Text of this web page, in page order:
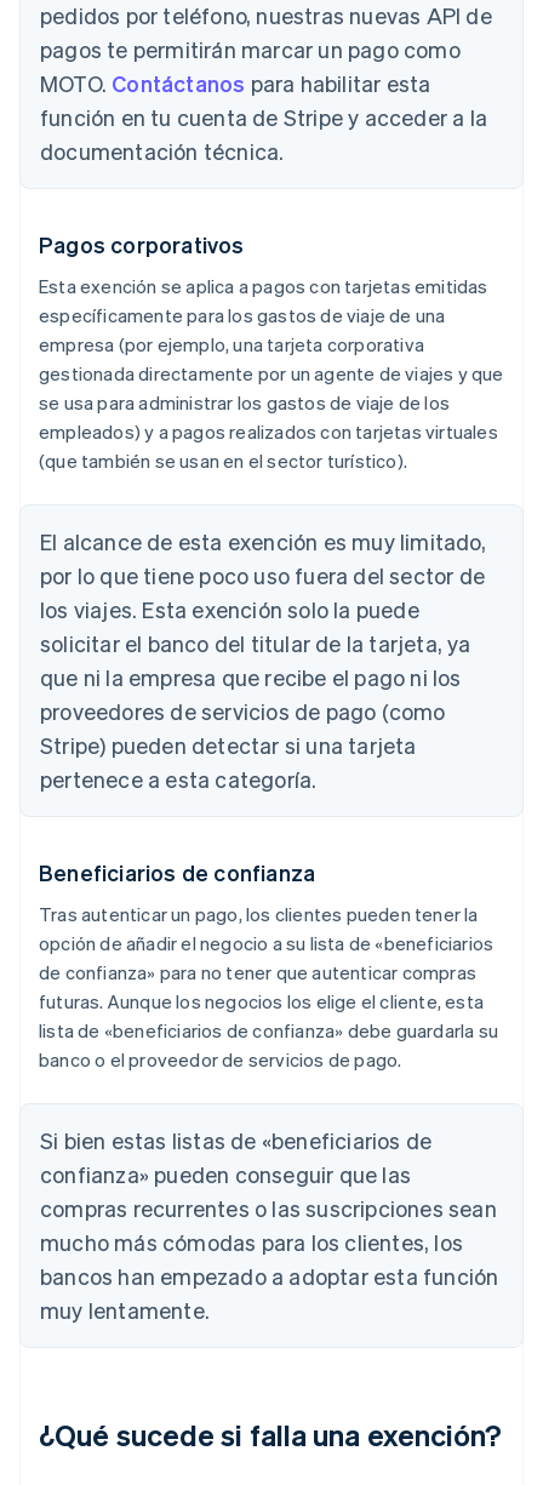
pedidos por teléfono, nuestras nuevas API de
pagos te permitirán marcar un pago como
MOTO. Contáctanos para habilitar esta
función en tu cuenta de Stripe y acceder a la
documentación técnica.
Pagos corporativos
Esta exención se aplica a pagos con tarjetas emitidas
específicamente para los gastos de viaje de una
empresa (por ejemplo, una tarjeta corporativa
gestionada directamente por un agente de viajes y que
se usa para administrar los gastos de viaje de los
empleados) y a pagos realizados con tarjetas virtuales
(que también se usan en el sector turístico).
El alcance de esta exención es muy limitado,
por lo que tiene poco uso fuera del sector de
los viajes. Esta exención solo la puede
solicitar el banco del titular de la tarjeta, ya
que ni la empresa que recibe el pago ni los
proveedores de servicios de pago (como
Stripe) pueden detectar si una tarjeta
pertenece a esta categoría.
Beneficiarios de confianza
Tras autenticar un pago, los clientes pueden tener la
opción de añadir el negocio a su lista de «beneficiarios
de confianza» para no tener que autenticar compras
futuras. Aunque los negocios los elige el cliente, esta
lista de «beneficiarios de confianza» debe guardarla su
banco o el proveedor de servicios de pago.
Si bien estas listas de «beneficiarios de
confianza» pueden conseguir que las
compras recurrentes o las suscripciones sean
mucho más cómodas para los clientes, los
bancos han empezado a adoptar esta función
muy lentamente.
¿Qué sucede si falla una exención?